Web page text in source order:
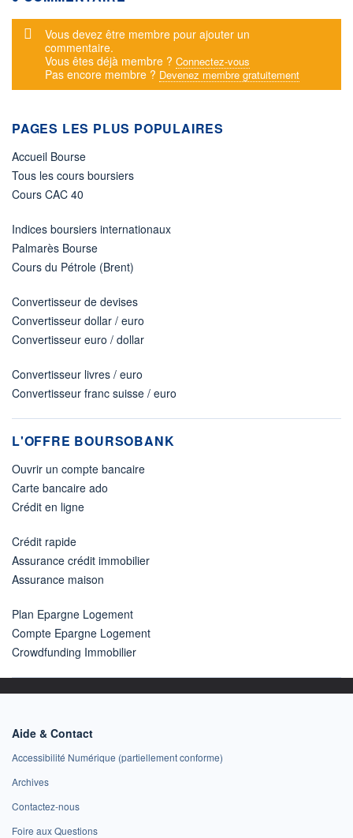
Message d'alerte
Vous devez être membre pour ajouter un
commentaire.
Vous êtes déjà membre ? Connectez-vous
Pas encore membre ? Devenez membre gratuitement
PAGES LES PLUS POPULAIRES
Accueil Bourse
Tous les cours boursiers
Cours CAC 40
Indices boursiers internationaux
Palmarès Bourse
Cours du Pétrole (Brent)
Convertisseur de devises
Convertisseur dollar / euro
Convertisseur euro / dollar
Convertisseur livres / euro
Convertisseur franc suisse / euro
L'OFFRE BOURSOBANK
Ouvrir un compte bancaire
Carte bancaire ado
Crédit en ligne
Crédit rapide
Assurance crédit immobilier
Assurance maison
Plan Epargne Logement
Compte Epargne Logement
Crowdfunding Immobilier
Aide & Contact
Accessibilité Numérique (partiellement conforme)
Archives
Contactez-nous
Foire aux Questions